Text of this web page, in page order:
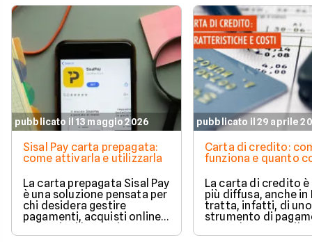
più piccole e il Sud
Scopri come e
questo articolo a
Facile.it.
pubblicato il 13 maggio 2026
Sisal Pay carta prepagata:
come attivarla e utilizzarla
La carta prepagata Sisal Pay
è una soluzione pensata per
chi desidera gestire
pagamenti, acquisti online e
quotidiane senza aprire un
pubblicato il 29 aprile
Carta di credito:
funziona e quanto
La carta di credito è
più diffusa, anche in
tratta, infatti, di uno
strumento di
Vediamo quindi di